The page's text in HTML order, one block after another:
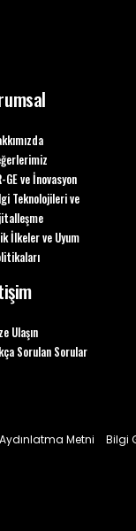
GE ve İnovasyon
Teknolojileri ve
İlkeler ve Uyum
Ulaşın
Sorulan Sorular
Metni Bilgi